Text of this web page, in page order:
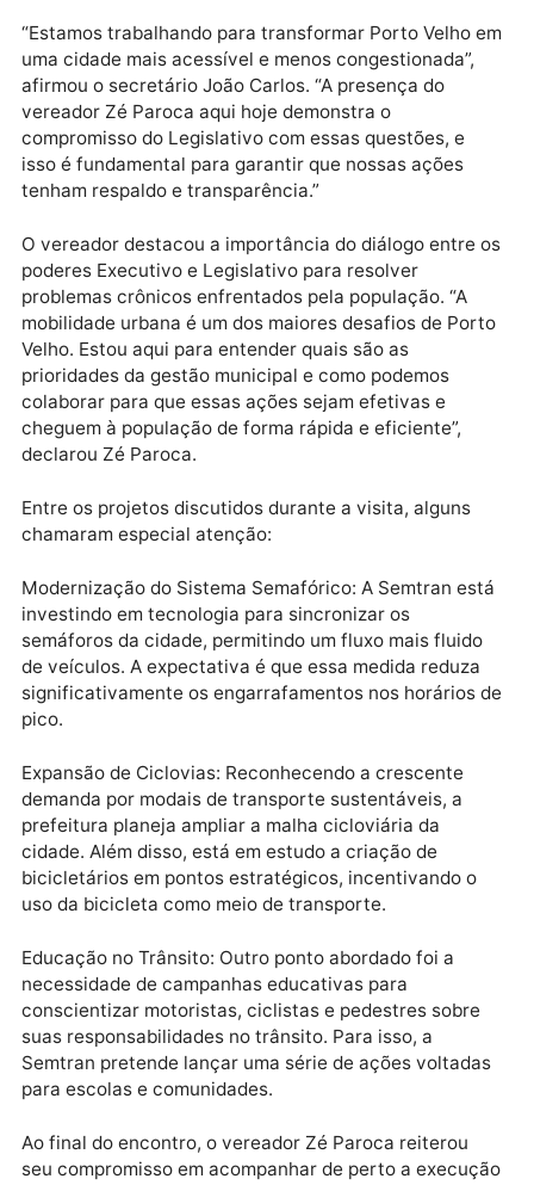
Durante a visita, o vereador teve a oportunidade de
conhecer projetos que visam otimizar o trânsito,
reduzir congestionamentos e promover alternativas
sustentáveis de transporte. Durante a reunião,
apresentados planos que incluem a modernização do
sistema semafórico, a ampliação de ciclovias e a
implantação de novas linhas de transporte coletivo.
“Estamos trabalhando para transformar Porto Velho
uma cidade mais acessível e menos congestionada”,
afirmou o secretário João Carlos. “A presença do
vereador Zé Paroca aqui hoje demonstra o
compromisso do Legislativo com essas questões, e
isso é fundamental para garantir que nossas ações
tenham respaldo e transparência.”
O vereador destacou a importância do diálogo entre
poderes Executivo e Legislativo para resolver
mobilidade urbana é um dos maiores desafios de
Velho. Estou aqui para entender quais são as
prioridades da gestão municipal e como podemos
colaborar para que essas ações sejam efetivas e
cheguem à população de forma rápida e eficiente”,
declarou Zé Paroca.
Entre os projetos discutidos durante a visita, alguns
chamaram especial atenção:
Modernização do Sistema Semafórico: A Semtran
investindo em tecnologia para sincronizar os
de veículos. A expectativa é que essa medida reduza
significativamente os engarrafamentos nos horários
pico.
Expansão de Ciclovias: Reconhecendo a crescente
prefeitura planeja ampliar a malha cicloviária da
cidade. Além disso, está em estudo a criação de